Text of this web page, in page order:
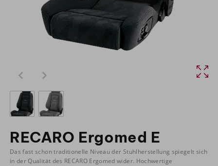
RECARO Ergomed E
Das fast schon traditionelle Niveau der Stuhlherstellung spiegelt sich
in der Qualität des RECARO Ergomed wider. Hochwertige